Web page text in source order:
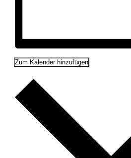
Zum Kalender hinzufügen